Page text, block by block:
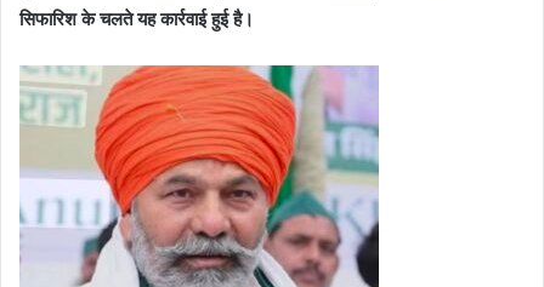
सिफारिश के चलते यह कार्रवाई हुई है।